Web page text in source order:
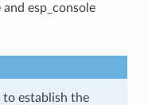
esp_console
establish the